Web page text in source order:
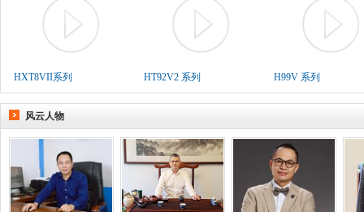
HXT8VII系列 HT92V2 系列 H99V 系列
风云人物